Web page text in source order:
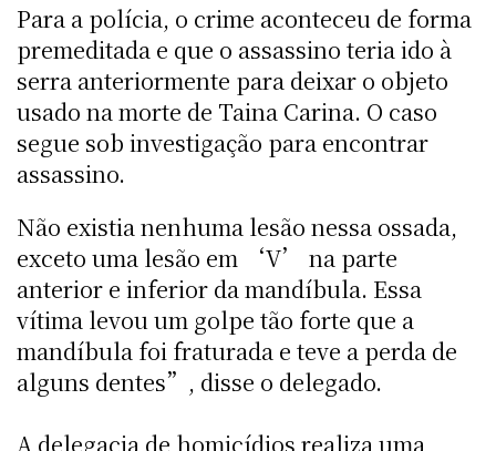
Para a polícia, o crime aconteceu de forma
premeditada e que o assassino teria ido à
serra anteriormente para deixar o objeto
usado na morte de Taina Carina. O caso
segue sob investigação para encontrar
assassino.
Não existia nenhuma lesão nessa ossada,
exceto uma lesão em ‘V’ na parte
anterior e inferior da mandíbula. Essa
vítima levou um golpe tão forte que a
mandíbula foi fraturada e teve a perda de
alguns dentes”, disse o delegado.
A delegacia de homicídios realiza uma